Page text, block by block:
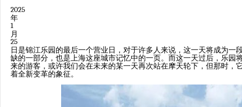
2025
年
1
月
25
日是锦江乐园的最后一个营业日，对于许多人来说，这一天将成为一
缺的一部分，也是上海这座城市记忆中的一页。而这一天过后，乐园
来的游客，或许我们会在未来的某一天再次站在摩天轮下，但那时，
着全新变革的象征。